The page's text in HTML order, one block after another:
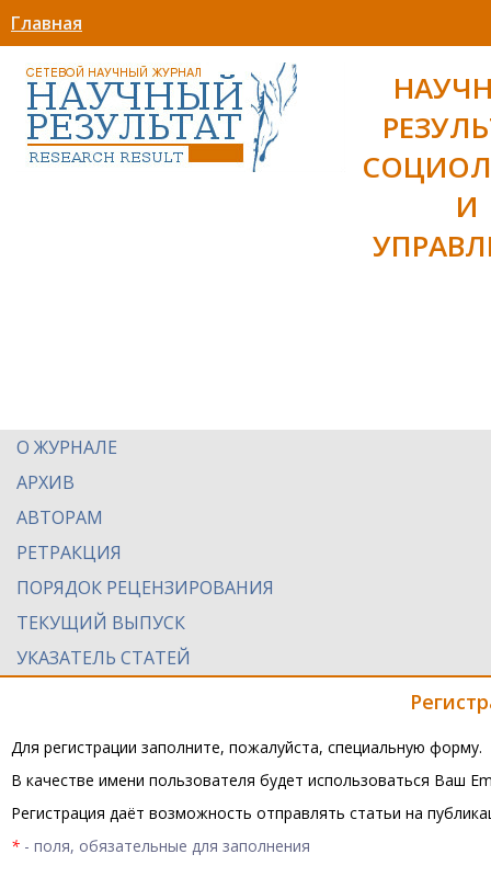
Главная
И
О ЖУРНАЛЕ
АРХИВ
АВТОРАМ
РЕТРАКЦИЯ
ПОРЯДОК РЕЦЕНЗИРОВАНИЯ
ТЕКУЩИЙ ВЫПУСК
УКАЗАТЕЛЬ СТАТЕЙ
Для регистрации заполните, пожалуйста, специальную форму.
В качестве имени пользователя будет использоваться Ваш
Регистрация даёт возможность отправлять статьи на
* - поля, обязательные для заполнения